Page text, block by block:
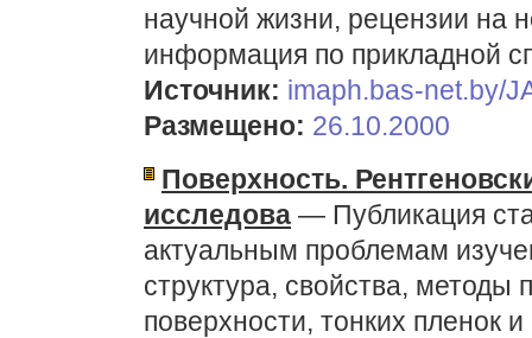
научной жизни, рецензии на
информация по прикладной
Источник: imaph.bas-net.by/
Размещено: 26.10.2000
Поверхность.
исследова — Публикация
актуальным проблемам
структура, свойства, методы
поверхности, тонких пленок